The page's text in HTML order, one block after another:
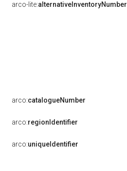
arco-lite:alternativeInventoryNumber
arco:catalogueNumber
arco:regionIdentifier
arco:uniqueIdentifier